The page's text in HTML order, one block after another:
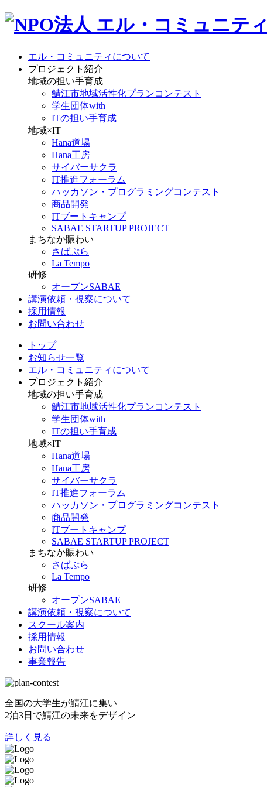
エル・コミュニティについて
プロジェクト紹介
地域の担い手育成
鯖江市地域活性化プランコンテスト
学生団体with
ITの担い手育成
地域×IT
Hana道場
Hana工房
サイバーサクラ
IT推進フォーラム
ハッカソン・プログラミングコンテスト
商品開発
ITブートキャンプ
SABAE STARTUP PROJECT
まちなか賑わい
さばぷら
La Tempo
研修
オープンSABAE
講演依頼・視察について
採用情報
お問い合わせ
トップ
お知らせ一覧
エル・コミュニティについて
プロジェクト紹介
地域の担い手育成
鯖江市地域活性化プランコンテスト
学生団体with
ITの担い手育成
地域×IT
Hana道場
Hana工房
サイバーサクラ
IT推進フォーラム
ハッカソン・プログラミングコンテスト
商品開発
ITブートキャンプ
SABAE STARTUP PROJECT
まちなか賑わい
さばぷら
La Tempo
研修
オープンSABAE
講演依頼・視察について
スクール案内
採用情報
お問い合わせ
事業報告
全国の大学生が鯖江に集い
2泊3日で鯖江の未来をデザイン
詳しく見る